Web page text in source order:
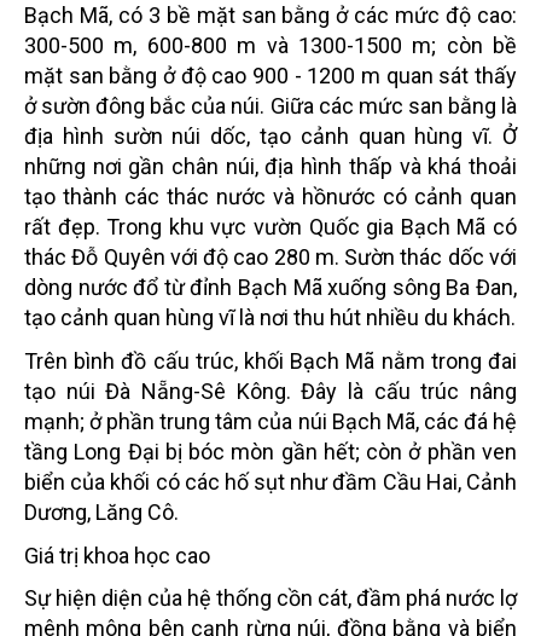
Bạch Mã, có 3 bề mặt san bằng ở các mức độ cao:
300-500 m, 600-800 m và 1300-1500 m; còn bề
mặt san bằng ở độ cao 900 - 1200 m quan sát thấy
ở sườn đông bắc của núi. Giữa các mức san bằng là
địa hình sườn núi dốc, tạo cảnh quan hùng vĩ. Ở
những nơi gần chân núi, địa hình thấp và khá thoải
tạo thành các thác nước và hồnước có cảnh quan
rất đẹp. Trong khu vực vườn Quốc gia Bạch Mã có
thác Đỗ Quyên với độ cao 280 m. Sườn thác dốc với
dòng nước đổ từ đỉnh Bạch Mã xuống sông Ba Đan,
tạo cảnh quan hùng vĩ là nơi thu hút nhiều du khách.
Trên bình đồ cấu trúc, khối Bạch Mã nằm trong đai
tạo núi Đà Nẵng-Sê Kông. Đây là cấu trúc nâng
mạnh; ở phần trung tâm của núi Bạch Mã, các đá hệ
tầng Long Đại bị bóc mòn gần hết; còn ở phần ven
biển của khối có các hố sụt như đầm Cầu Hai, Cảnh
Dương, Lăng Cô.
Giá trị khoa học cao
Sự hiện diện của hệ thống cồn cát, đầm phá nước lợ
mênh mông bên cạnh rừng núi, đồng bằng và biển